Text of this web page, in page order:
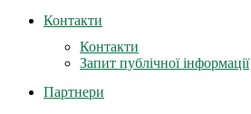
Контакти
Контакти
Запит публічної інформації
Партнери